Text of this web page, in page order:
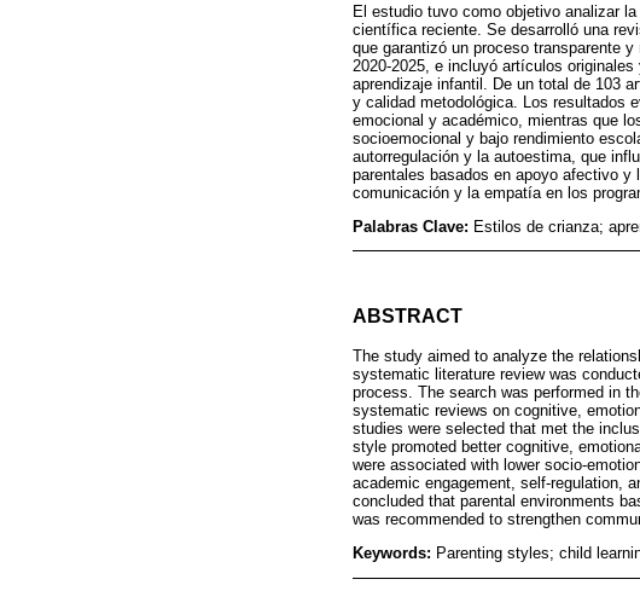
El estudio tuvo como objetivo analizar
científica reciente. Se desarrolló una
que garantizó un proceso transparente
2020-2025, e incluyó artículos
aprendizaje infantil. De un total de 103
y calidad metodológica. Los resultados
emocional y académico, mientras que
socioemocional y bajo rendimiento
autorregulación y la autoestima, que
parentales basados en apoyo afectivo
comunicación y la empatía en los
Palabras Clave: Estilos de crianza;
ABSTRACT
The study aimed to analyze the
systematic literature review was
process. The search was performed in
systematic reviews on cognitive,
studies were selected that met the
style promoted better cognitive,
were associated with lower socio-
academic engagement, self-regulation,
concluded that parental environments
was recommended to strengthen
Keywords: Parenting styles; child